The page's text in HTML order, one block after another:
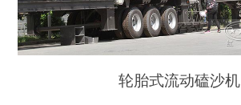
轮胎式流动磕沙机